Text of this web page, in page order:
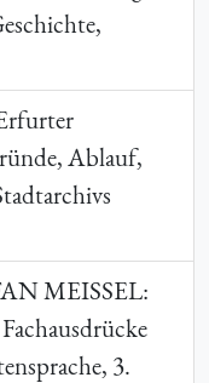
Ablauf,
MEISSEL:
3.